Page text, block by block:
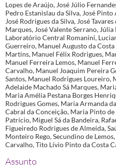
Lopes de Araújo, José Júlio
Pedro Estanislau da Silva, José
José Rodrigues da Silva, José
Marques, José Valente Serrano,
Laboratório Central Romanini,
Guerreiro, Manuel Augusto da Costa
Martins, Manuel Félix Rodrigues,
Manuel Ferreira Lemos, Manuel
Carvalho, Manuel Joaquim Pereira
Santos, Manuel Rodrigues Loureiro,
Adelaide Machado Sá Marques,
Maria Amélia Pestana Borges
Rodrigues Gomes, Maria Armanda
Cabral da Conceição, Maria Pinto de
Patrício, Miguel Sá da Bandeira,
Figueiredo Rodrigues de Almeida,
Monteiro Rego, Secundino de
Carvalho, Tito Lívio Pinto da Costa
Assunto